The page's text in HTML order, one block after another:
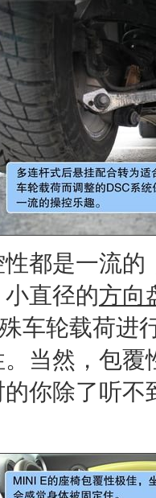
都是一流的
直径的方向
车轮载荷进
当然，包覆
你除了听不